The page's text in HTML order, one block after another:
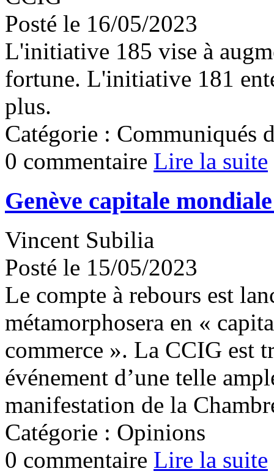
Posté le 16/05/2023
L'initiative 185 vise à
fortune. L'initiative 181
plus.
Catégorie : Communiqués
0 commentaire Lire la suite
Genève capitale
Vincent Subilia
Posté le 15/05/2023
Le compte à rebours est
métamorphosera en «
commerce ». La CCIG est
événement d’une telle
manifestation de la
Catégorie : Opinions
0 commentaire Lire la suite